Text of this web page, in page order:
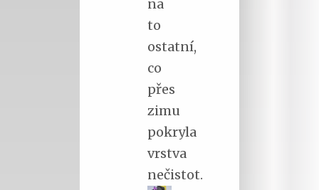
na
to
ostatní,
co
přes
zimu
pokryla
vrstva
nečistot.